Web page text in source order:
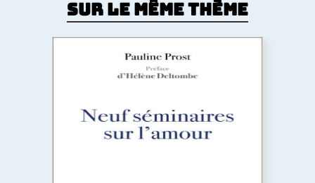
Sur le même thème
Neuf séminaires sur l’amour
Qu’est-ce l’amour ? C’est la question que cet